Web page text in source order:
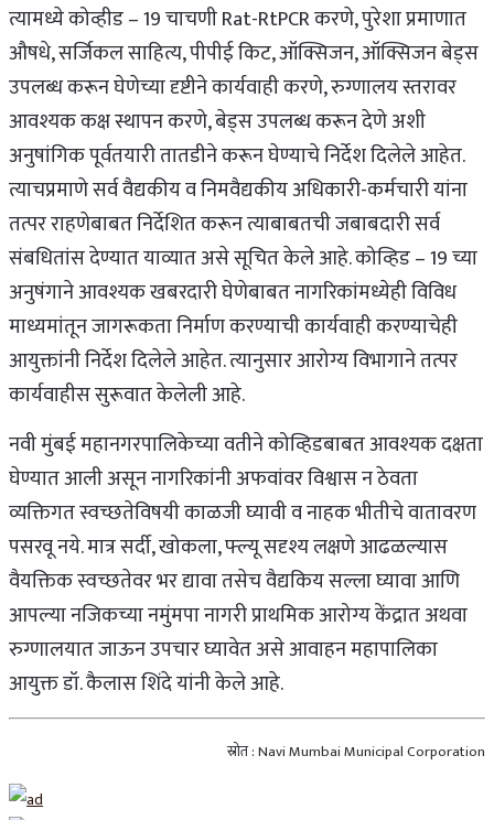
त्यामध्ये कोव्हीड – 19 चाचणी Rat-RtPCR करणे, पुरेशा प्रमाणात
औषधे, सर्जिकल साहित्य, पीपीई किट, ऑक्सिजन, ऑक्सिजन बेड्स
उपलब्ध करून घेणेच्या दृष्टीने कार्यवाही करणे, रुग्णालय स्तरावर
आवश्यक कक्ष स्थापन करणे, बेड्स उपलब्ध करून देणे अशी
अनुषांगिक पूर्वतयारी तातडीने करून घेण्याचे निर्देश दिलेले आहेत.
त्याचप्रमाणे सर्व वैद्यकीय व निमवैद्यकीय अधिकारी-कर्मचारी यांना
तत्पर राहणेबाबत निर्देशित करून त्याबाबतची जबाबदारी सर्व
संबधितांस देण्यात याव्यात असे सूचित केले आहे. कोव्हिड – 19 च्या
अनुषंगाने आवश्यक खबरदारी घेणेबाबत नागरिकांमध्येही विविध
माध्यमांतून जागरूकता निर्माण करण्याची कार्यवाही करण्याचेही
आयुक्तांनी निर्देश दिलेले आहेत. त्यानुसार आरोग्य विभागाने तत्पर
कार्यवाहीस सुरूवात केलेली आहे.
नवी मुंबई महानगरपालिकेच्या वतीने कोव्हिडबाबत आवश्यक दक्षता
घेण्यात आली असून नागरिकांनी अफवांवर विश्वास न ठेवता
व्यक्तिगत स्वच्छतेविषयी काळजी घ्यावी व नाहक भीतीचे वातावरण
पसरवू नये. मात्र सर्दी, खोकला, फ्ल्यू सदृश्य लक्षणे आढळल्यास
वैयक्तिक स्वच्छतेवर भर द्यावा तसेच वैद्यकिय सल्ला घ्यावा आणि
आपल्या नजिकच्या नमुंमपा नागरी प्राथमिक आरोग्य केंद्रात अथवा
रुग्णालयात जाऊन उपचार घ्यावेत असे आवाहन महापालिका
आयुक्त डॉ. कैलास शिंदे यांनी केले आहे.
स्रोत : Navi Mumbai Municipal Corporation